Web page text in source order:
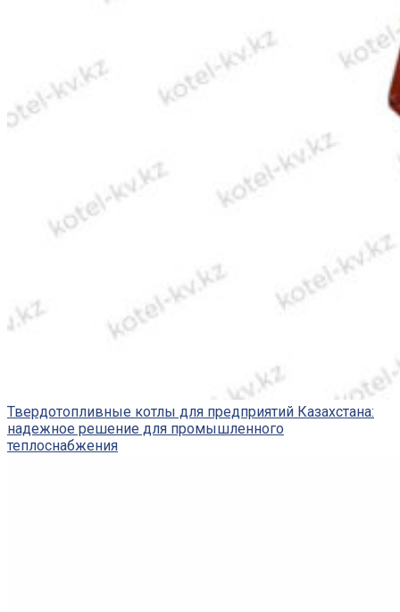
Твердотопливные котлы для предприятий Казахстана:
надежное решение для промышленного
теплоснабжения